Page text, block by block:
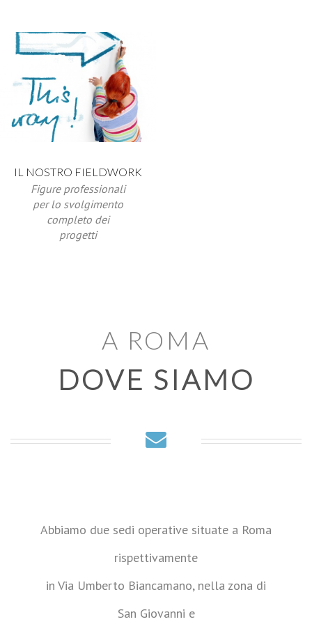
IL NOSTRO FIELDWORK
Figure professionali
per lo svolgimento
completo dei
progetti
A ROMA
DOVE SIAMO
Abbiamo due sedi operative situate a Roma
rispettivamente
in Via Umberto Biancamano, nella zona di
San Giovanni e